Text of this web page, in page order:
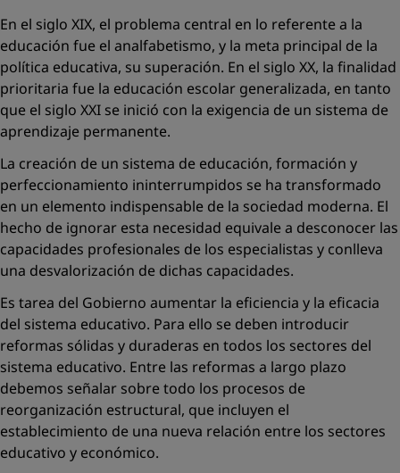
En el siglo XIX, el problema central en lo referente a la
educación fue el analfabetismo, y la meta principal de la
política educativa, su superación. En el siglo XX, la finalidad
prioritaria fue la educación escolar generalizada, en tanto
que el siglo XXI se inició con la exigencia de un sistema de
aprendizaje permanente.
La creación de un sistema de educación, formación y
perfeccionamiento ininterrumpidos se ha transformado
en un elemento indispensable de la sociedad moderna. El
hecho de ignorar esta necesidad equivale a desconocer las
capacidades profesionales de los especialistas y conlleva
una desvalorización de dichas capacidades.
Es tarea del Gobierno aumentar la eficiencia y la eficacia
del sistema educativo. Para ello se deben introducir
reformas sólidas y duraderas en todos los sectores del
sistema educativo. Entre las reformas a largo plazo
debemos señalar sobre todo los procesos de
reorganización estructural, que incluyen el
establecimiento de una nueva relación entre los sectores
educativo y económico.